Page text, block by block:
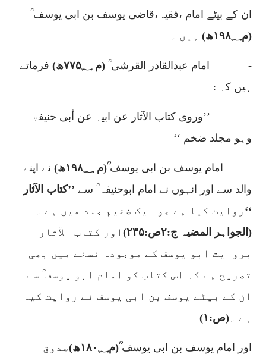
ان کے بیٹے امام ،فقیہ ،قاضی یوسف بن ابی یوسف ؒ
(م۱۹۸؁ھ) ہیں ۔
- امام عبدالقادر القرشی ؒ (م۷۷۵؁ھ) فرماتے
ہیں کہ :
’’وروی کتاب الآثار عن ابیہ عن أبی حنیفۃ
وہو مجلد ضخم ‘‘
امام یوسف بن ابی یوسفؒ(م۱۹۸؁ھ) نے اپنے
والد سے اور انہوں نے امام ابوحنیفہ ؒ سے ’’کتاب الآثار
‘‘ روایت کیا ہے جو ایک ضخیم جلد میں ہے ۔
(الجواہر المضیہ ج:۲ص:۲۳۵) اور کتاب الآثار
بروایت ابو یوسف کے موجودہ نسخے میں بھی
تصریح ہے کہ اس کتاب کو امام ابو یوسف ؒ سے
ان کے بیٹے یوسف بن ابی یوسف نے روایت کیا
ہے ۔(ص: ۱)
اور امام یوسف بن ابی یوسفؒ(م۱۸۰؁ھ)صدوق